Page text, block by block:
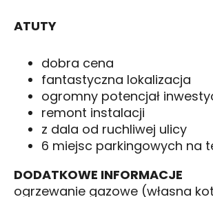
ATUTY
dobra cena
fantastyczna lokalizacja
ogromny potencjał
remont instalacji
z dala od ruchliwej ulicy
6 miejsc parkingowych na
DODATKOWE INFORMACJE
ogrzewanie gazowe (własna